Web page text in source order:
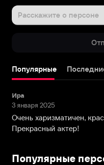
Расскажите о персоне
Популярные
Ира
3 января 2025
Очень харизматичен,
Прекрасный актер!
Популярные